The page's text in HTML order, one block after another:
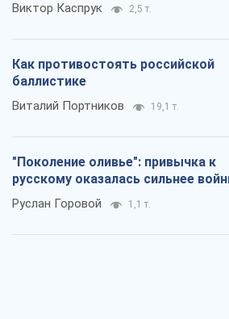
Виктор Каспрук 2,5 т.
Как противостоять российской
баллистике
Виталий Портников 19,1 т.
"Поколение оливье": привычка к
русскому оказалась сильнее
Руслан Горовой 1,1 т.